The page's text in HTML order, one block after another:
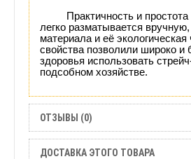
Практичность и
легко разматывается
материала и её экологическая
свойства позволили широко и
здоровья использовать
подсобном хозяйстве.
ОТЗЫВЫ (0)
ДОСТАВКА ЭТОГО ТОВАРА